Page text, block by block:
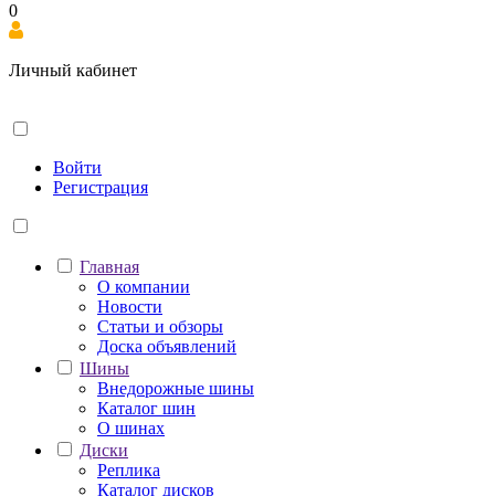
0
Личный кабинет
Войти
Регистрация
Главная
О компании
Новости
Статьи и обзоры
Доска объявлений
Шины
Внедорожные шины
Каталог шин
О шинах
Диски
Реплика
Каталог дисков